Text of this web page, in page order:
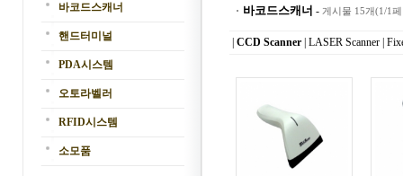
바코드스캐너
핸드터미널
PDA시스템
오토라벨러
RFID시스템
소모품
바코드스캐너 - 게시물 15개(1/1
CCD Scanner| LASER Scanner|